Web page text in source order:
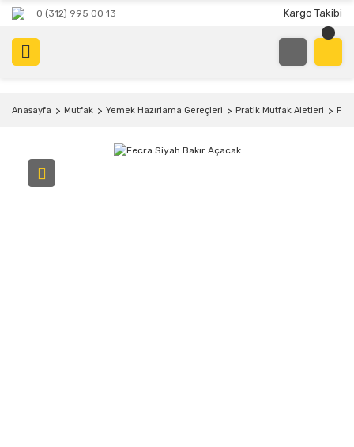
0 (312) 995 00 13 Kargo Takibi
Anasayfa Mutfak Yemek Hazırlama Gereçleri Pratik Mutfak Aletleri